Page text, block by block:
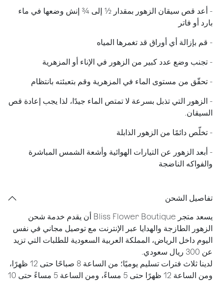
​- أعد قص سيقان الزهور بمقدار ½ إلى ¾ إنش وضعها في ماء
بارد أو فاتر
- قم بإزالة أي أوراق قد تغمرها المياه
- تجنب وضع عدد كبير من الزهور في الإناء أو المزهرية
- تحقّق من مستوى الماء في المزهرية وقم بتعبئته بانتظام
- الزهور التي تذبل بسرعة لا تمتص الماء جيدًا، لذا يجب إعادة قص
السيقان.
​- تخلّص دائمًا من الزهور الذابلة
- أبعد الزهور عن التيارات الهوائية وأشعة الشمس المباشرة
والفواكه الناضجة
تفاصيل الشحن
يسعد متجر Bliss Flower Boutique أن يقدم خدمة شحن
الزهور الطازجة والهدايا عبر الإنترنت مع توصيل مجاني في نفس
اليوم داخل الرياض، المملكة العربية السعودية للطلبات التي تزيد
عن 300 ريال سعودي.
لدينا ثلاث فترات تسليم يوميًا؛ من الساعة 8 صباحًا حتى 12 ظهرًا،
ومن الساعة 12 ظهرًا حتى 5 مساءً، ومن الساعة 5 مساءً حتى 10